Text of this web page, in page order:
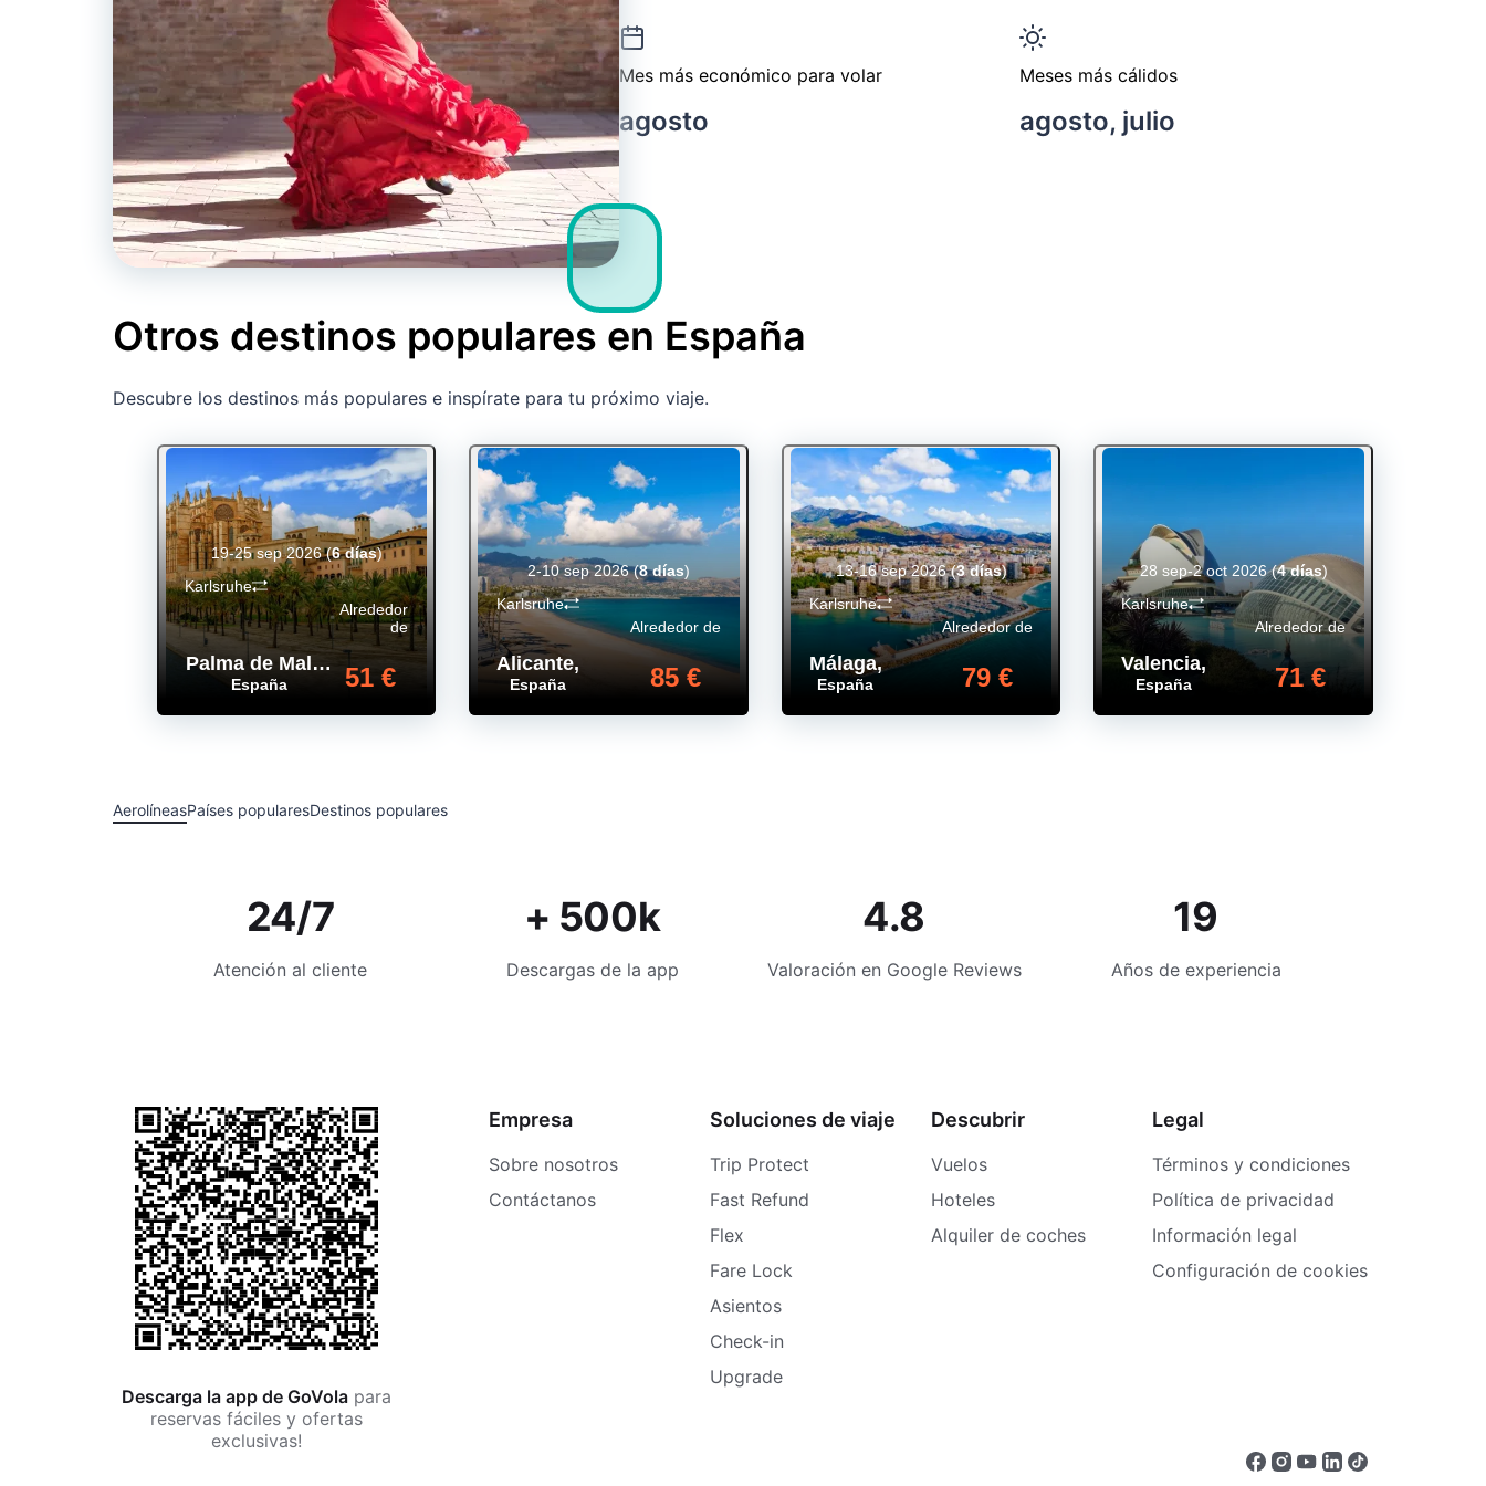
Mes más económico para volar
agosto
Meses más cálidos
agosto, julio
Otros destinos populares en España
Descubre los destinos más populares e inspírate para tu próximo viaje.
Palma de Mallorca,
España
Alrededor
de
51 €
Karlsruhe
19-25 sep 2026(6 días)
Alicante,
España
Alrededor de
85 €
Karlsruhe
2-10 sep 2026(8 días)
Málaga,
España
Alrededor de
79 €
Karlsruhe
13-16 sep 2026(3 días)
Valencia,
España
Alrededor de
71 €
Karlsruhe
28 sep-2 oct 2026(4 días)
AerolíneasPaíses popularesDestinos populares
24/7
Atención al cliente
+ 500k
Descargas de la app
4.8
Valoración en Google Reviews
19
Años de experiencia
Descarga la app de GoVola para
reservas fáciles y ofertas
exclusivas!
Empresa
Sobre nosotros
Contáctanos
Soluciones de viaje
Trip Protect
Fast Refund
Flex
Fare Lock
Asientos
Check-in
Upgrade
Descubrir
Vuelos
Hoteles
Alquiler de coches
Legal
Términos y condiciones
Política de privacidad
Información legal
Configuración de cookies